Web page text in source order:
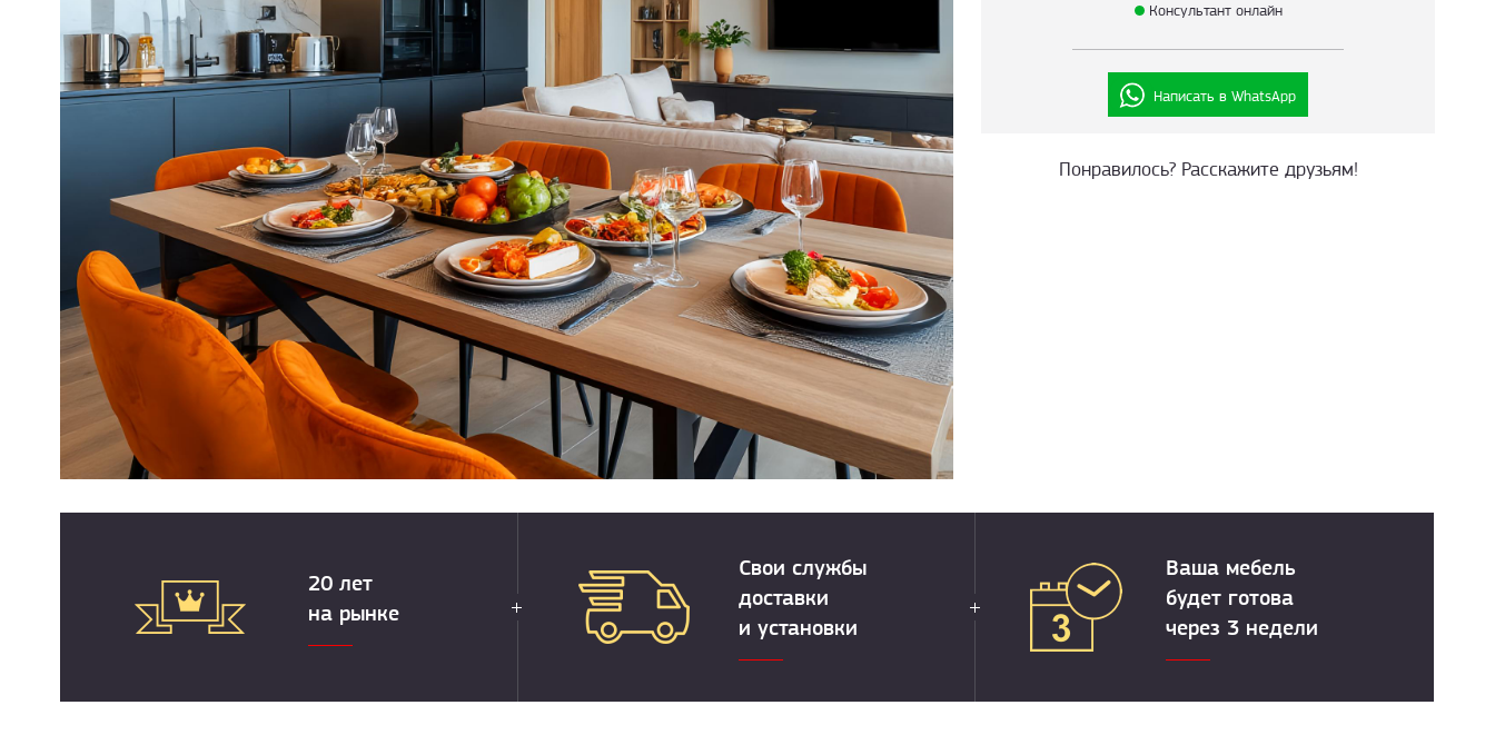
Консультант онлайн
Написать в WhatsApp
Понравилось? Расскажите друзьям!
20 лет
на рынке
Свои службы
доставки
и установки
Ваша мебель
будет готова
через 3 недели